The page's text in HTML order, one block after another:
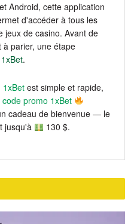
Android, cette application
d'accéder à tous les
jeux de casino. Avant de
parier, une étape
.
1xBet est simple et rapide,
code promo 1xBet
cadeau de bienvenue — le
jusqu'à
130 $.